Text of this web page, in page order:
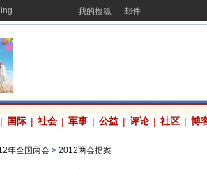
我的搜狐 邮件
| 国际 | 社会 | 军事 | 公益 | 评论 | 社区 | 博
年全国两会 > 2012两会提案